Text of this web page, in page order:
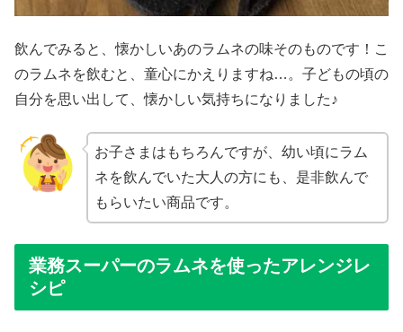
飲んでみると、懐かしいあのラムネの味そのものです！こ
のラムネを飲むと、童心にかえりますね…。子どもの頃の
自分を思い出して、懐かしい気持ちになりました♪
お子さまはもちろんですが、幼い頃にラム
ネを飲んでいた大人の方にも、是非飲んで
もらいたい商品です。
業務スーパーのラムネを使ったアレンジレ
シピ